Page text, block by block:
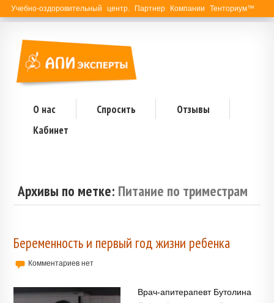
Учебно-оздоровительный центр. Партнер Компании Тенториум™
О нас Спросить
Отзывы
Кабинет
Архивы по метке: Питание по триместрам
Беременность и первый год жизни ребенка
Комментариев нет
Врач-апитерапевт Бутолина